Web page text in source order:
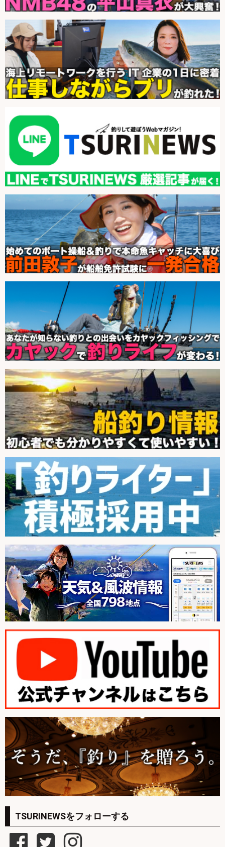
TSURINEWSをフォローする